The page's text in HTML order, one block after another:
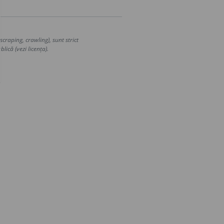
crawling), sunt strict
(vezi licența).